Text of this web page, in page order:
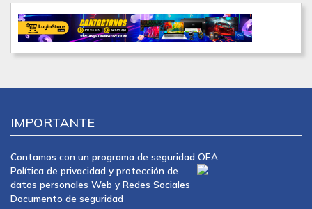
IMPORTANTE
Contamos con un programa de seguridad OEA
Política de privacidad y protección de
datos personales Web y Redes Sociales
Documento de seguridad